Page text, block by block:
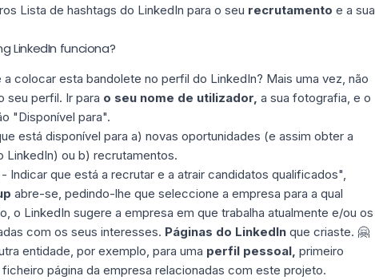
Lista de hashtags do LinkedIn para o seu recrutamento e a sua
LinkedIn funciona?
colocar esta bandolete no perfil do LinkedIn? Mais uma vez, não
seu perfil. Ir para o seu nome de utilizador, a sua fotografia, e o
"Disponível para".
está disponível para a) novas oportunidades (e assim obter a
LinkedIn) ou b) recrutamentos.
Indicar que está a recrutar e a atrair candidatos qualificados",
abre-se, pedindo-lhe que seleccione a empresa para a qual
o LinkedIn sugere a empresa em que trabalha atualmente e/ou os
com os seus interesses. Páginas do LinkedInque criaste. 🤗
entidade, por exemplo, para uma perfil pessoal, primeiro
página da empresa relacionadas com este projeto.